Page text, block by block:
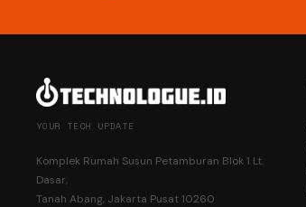
YOUR TECH UPDATE
Komplek Rumah Susun Petamburan Blok 1 Lt.
Dasar,
Tanah Abang, Jakarta Pusat 10260